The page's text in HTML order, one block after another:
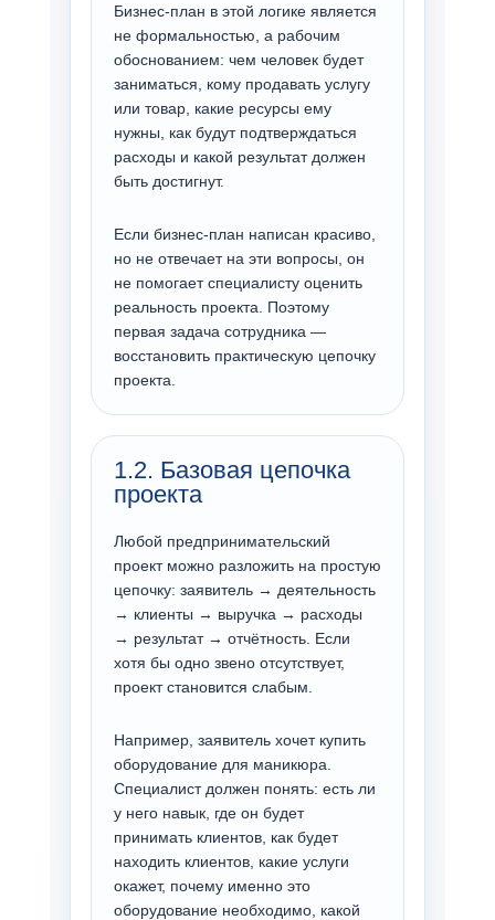
Бизнес-план в этой логике является
не формальностью, а рабочим
обоснованием: чем человек будет
заниматься, кому продавать услугу
или товар, какие ресурсы ему
нужны, как будут подтверждаться
расходы и какой результат должен
быть достигнут.
Если бизнес-план написан красиво,
но не отвечает на эти вопросы, он
не помогает специалисту оценить
реальность проекта. Поэтому
первая задача сотрудника —
восстановить практическую цепочку
проекта.
1.2. Базовая цепочка
проекта
Любой предпринимательский
проект можно разложить на простую
цепочку: заявитель → деятельность
→ клиенты → выручка → расходы
→ результат → отчётность. Если
хотя бы одно звено отсутствует,
проект становится слабым.
Например, заявитель хочет купить
оборудование для маникюра.
Специалист должен понять: есть ли
у него навык, где он будет
принимать клиентов, как будет
находить клиентов, какие услуги
окажет, почему именно это
оборудование необходимо, какой